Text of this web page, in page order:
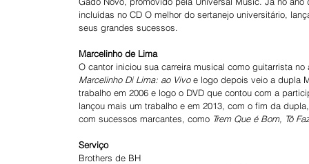
incluídas no CD O melhor do sertanejo universitário,
seus grandes sucessos.
Marcelinho de Lima
O cantor iniciou sua carreira musical como guitarrista
Marcelinho Di Lima: ao Vivo e logo depois veio a dupla
trabalho em 2006 e logo o DVD que contou com a
lançou mais um trabalho e em 2013, com o fim da
com sucessos marcantes, como Trem Que é Bom, Tô
Serviço
Brothers de BH